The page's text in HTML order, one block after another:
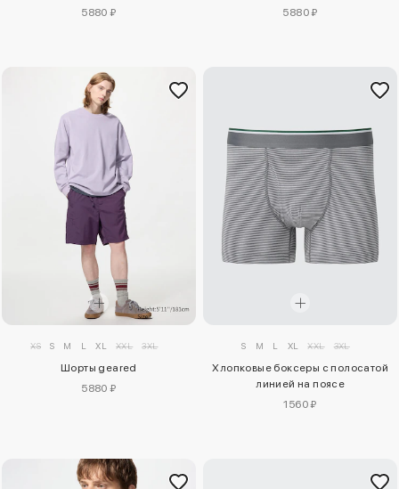
5880 ₽
5880 ₽
XS S M L XL XXL 3XL
Шорты geared
5880 ₽
S M L XL XXL 3XL
Хлопковые боксеры с полосатой
линией на поясе
1560 ₽